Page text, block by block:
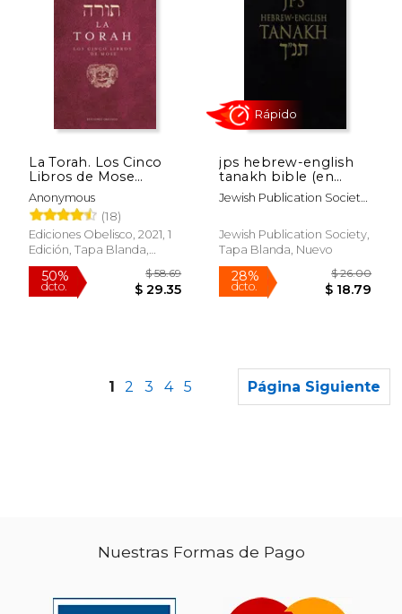
23% 6%
La Torah. Los Cinco
Libros de Mose
(Cábala y Judaísmo)
Anonymous
(18)
Ediciones Obelisco, 2021, 1
Edición, Tapa Blanda,
Nuevo
jps hebrew-english
tanakh bible (en
Inglés)
Jewish Publication Society
Jewish Publication Society,
Tapa Blanda, Nuevo
1 2 3 4 5 Página Siguiente
Nuestras Formas de Pago